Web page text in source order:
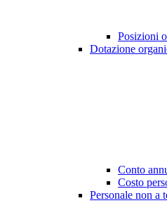
Posizioni
Dotazione
Conto
Costo
Personale non a